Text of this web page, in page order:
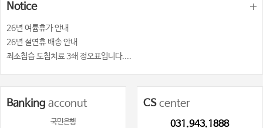
Notice
26년 여륨휴가 안내
26년 설연휴 배송 안내
최소침습 도침치료 3쇄 정오표입니다....
Banking acconut
국민은행
CScenter
031.943.1888